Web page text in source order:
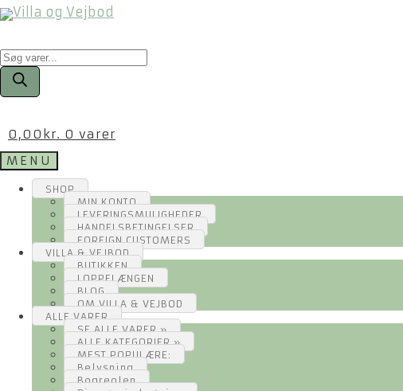
Products
search
0,00 kr. 0 varer
MENU
SHOP
MIN KONTO
LEVERINGSMULIGHEDER
HANDELSBETINGELSER
FOREIGN CUSTOMERS
VILLA & VEJBOD
BUTIKKEN
LOPPELÆNGEN
BLOG
OM VILLA & VEJBOD
ALLE VARER
SE ALLE VARER »
ALLE KATEGORIER »
MEST POPULÆRE:
Belysning
Bogreolen